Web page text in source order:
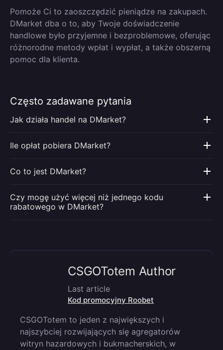
Pomoże Ci to zaoszczędzić pieniądze na zakupach.
DMarket dba o to, aby Twoje doświadczenie
handlowe było przyjemne i bezproblemowe, oferując
różnorodne metody wpłat i wypłat, a także obszerną
pomoc dla klienta.
Często zadawane pytania
Jak działa handel na DMarket?
Ile opłat pobiera DMarket?
Co to jest DMarket?
Czy mogę użyć więcej niż jednego kodu
rabatowego w DMarket?
CSGOTotem Author
Last article
Kod promocyjny Roobet
CSGOTotem to jeden z największych i
najszybciej rozwijających się agregatorów
witryn hazardowych i bukmacherskich, w